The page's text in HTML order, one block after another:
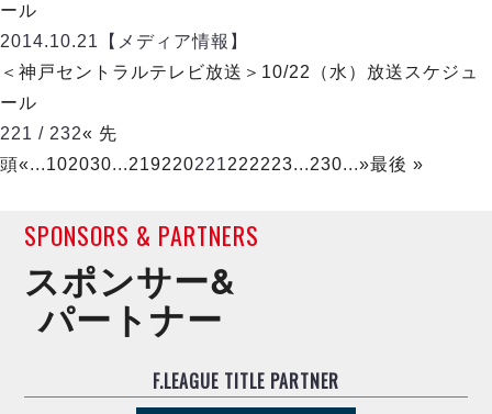
ール
2014.10.21
【メディア情報】
＜神戸セントラルテレビ放送＞10/22（水）放送スケジュ
ール
221 / 232« 先
頭«...102030...219220221222223...230...»最後 »
SPONSORS & PARTNERS
スポンサー&
パートナー
F.LEAGUE TITLE PARTNER